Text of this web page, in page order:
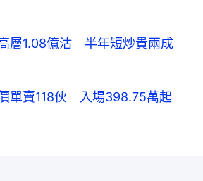
層1.08億沽 半年短炒貴兩成
單賣118伙 入場398.75萬起